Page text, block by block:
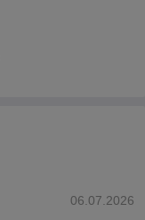
06.07.2026